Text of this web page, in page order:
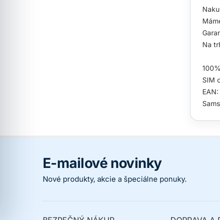
Na
SIM
E-mailové novinky
Nové produkty, akcie a špeciálne ponuky.